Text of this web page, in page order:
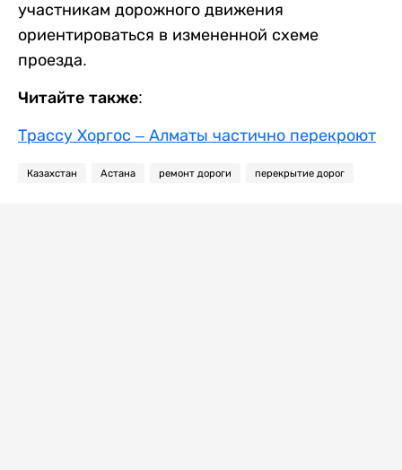
участникам дорожного движения
ориентироваться в измененной схеме
проезда.
Читайте также:
Трассу Хоргос – Алматы частично перекроют
Казахстан Астана ремонт дороги перекрытие дорог